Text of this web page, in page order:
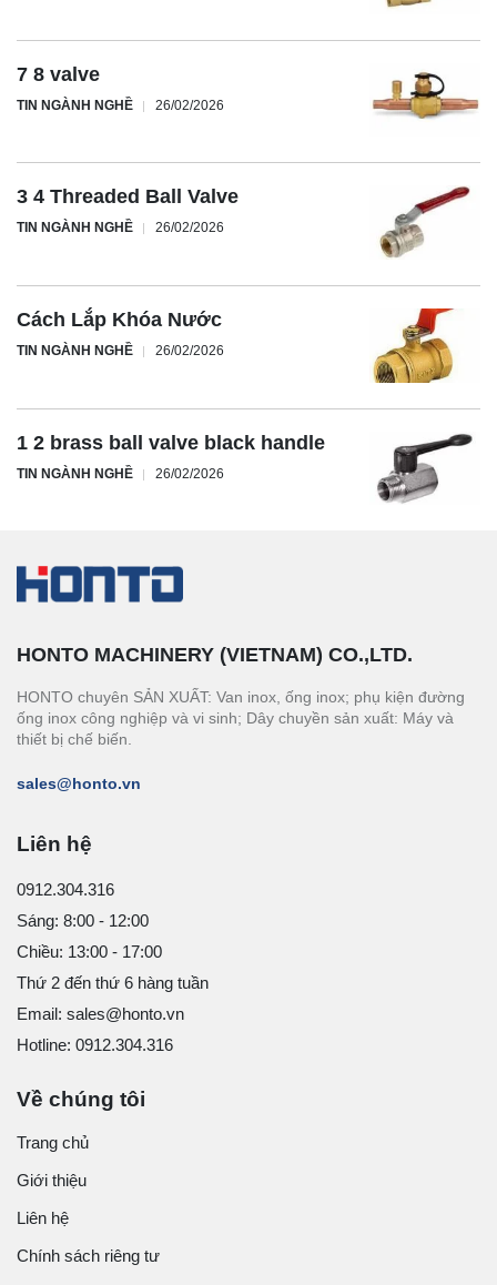
7 8 valve
TIN NGÀNH NGHỀ 26/02/2026
3 4 Threaded Ball Valve
TIN NGÀNH NGHỀ 26/02/2026
Cách Lắp Khóa Nước
TIN NGÀNH NGHỀ 26/02/2026
1 2 brass ball valve black handle
TIN NGÀNH NGHỀ 26/02/2026
HONTO MACHINERY (VIETNAM) CO.,LTD.
HONTO chuyên SẢN XUẤT: Van inox, ống inox; phụ kiện đường
ống inox công nghiệp và vi sinh; Dây chuyền sản xuất: Máy và
thiết bị chế biến.
sales@honto.vn
Liên hệ
0912.304.316
Sáng: 8:00 - 12:00
Chiều: 13:00 - 17:00
Thứ 2 đến thứ 6 hàng tuần
Email: sales@honto.vn
Hotline: 0912.304.316
Về chúng tôi
Trang chủ
Giới thiệu
Liên hệ
Chính sách riêng tư